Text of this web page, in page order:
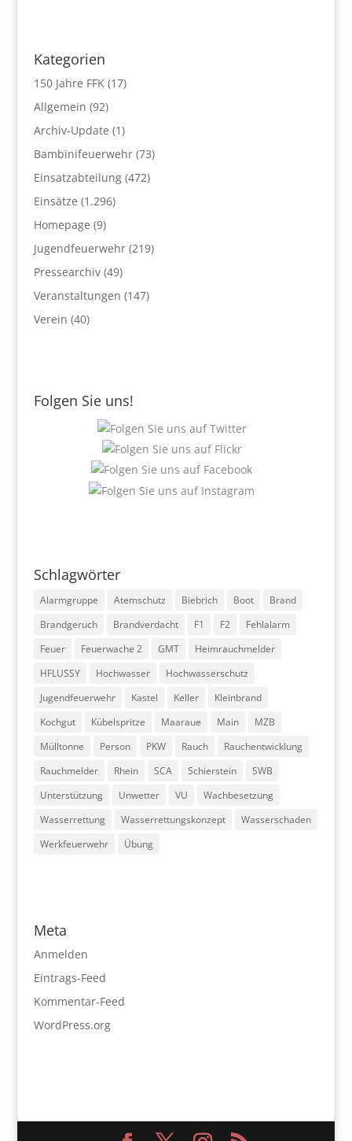
Kategorien
150 Jahre FFK (17)
Allgemein (92)
Archiv-Update (1)
Bambinifeuerwehr(73)
Einsatzabteilung(472)
Einsätze (1.296)
Homepage (9)
Jugendfeuerwehr(219)
Pressearchiv(49)
Veranstaltungen (147)
Verein (40)
Folgen Sie uns!
Schlagwörter
Alarmgruppe Atemschutz Biebrich Boot
Brand
Brandgeruch
Brandverdacht F1 F2
Fehlalarm
Feuer
Feuerwache 2 GMT
Heimrauchmelder
HFLUSSY
Hochwasser
Hochwasserschutz
Jugendfeuerwehr
Kastel Keller
Kleinbrand
Kochgut
Kübelspritze Maaraue Main
MZB
Mülltonne
Person PKW Rauch
Rauchentwicklung
Rauchmelder
Rhein SCA Schierstein
SWB
Unterstützung
Unwetter VU
Wachbesetzung
Wasserrettung
Wasserrettungskonzept
Wasserschaden
Werkfeuerwehr
Übung
Meta
Anmelden
Eintrags-Feed
Kommentar-Feed
WordPress.org